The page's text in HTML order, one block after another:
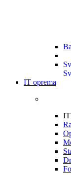
IT oprema
IT